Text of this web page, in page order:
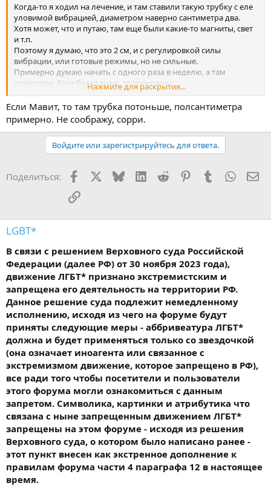
Когда-то я ходил на лечение, и там ставили такую трубку с еле
уловимой вибрацией, диаметром наверно сантиметра два.
Хотя может, что и путаю, там еще были какие-то магниты, свет
и т.п.
Поэтому я думаю, что это 2 см, и с регулировкой силы
вибрации, или готовые режимы, но не сильные.
Примерно думаю начать с одного раза в неделю, а там
посмотрю. Если будет хуже, то прекращу.
Когда на велосипеде езжю, хуже не становиться, при этом там
достаточно сильное давление на простату, но я же не могу на
велосипеда ездить зимой, и не всегда это удобно.
Есть такое чувство, что без массажа, поедание таблеток такой
силы не приносит, и что лечение стоит на месте, или даже идет
Нажмите для раскрытия...
Если Мавит, то там трубка потоньше, полсантиметра
примерно. Не соображу, сорри.
Войдите или зарегистрируйтесь для ответа.
Поделиться: Facebook BlueskyLinkedIn
Reddit PinterestTumblr
Ссылка
LGBT*
В связи с решением Верховного суда Российской
Федерации (далее РФ) от 30 ноября 2023 года),
движение ЛГБТ* признано экстремистским и
запрещена его деятельность на территории РФ.
Данное решение суда подлежит немедленному
исполнению, исходя из чего на форуме будут
приняты следующие меры - аббривеатура ЛГБТ*
должна и будет применяться только со звездочкой
(она означает иноагента или связанное с
экстремизмом движение, которое запрещено в РФ),
все ради того чтобы посетители и пользователи
этого форума могли ознакомиться с данным
запретом. Символика, картинки и атрибутика что
связана с ныне запрещенным движением ЛГБТ*
запрещены на этом форуме - исходя из решения
Верховного суда, о котором было написано ранее -
этот пункт внесен как экстренное дополнение к
правилам форума части 4 параграфа 12 в настоящее
время.